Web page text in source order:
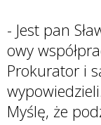
- Jest pan
owy
Prokurator i
Myślę, że